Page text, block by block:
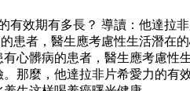
效期有多長？ 導讀：他達拉
患者，醫生應考慮性生活潛在
心髒病的患者，醫生應考慮性
那麼，他達拉非片希愛力的有